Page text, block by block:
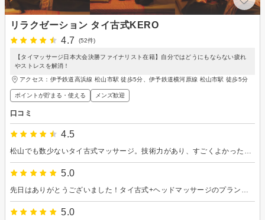
リラクゼーション タイ古式KERO
4.7
(52件)
【タイマッサージ日本大会決勝ファイナリスト在籍】自分ではどうにもならない疲れ
やストレスを解消！
アクセス：伊予鉄道高浜線 松山市駅 徒歩5分、伊予鉄道横河原線 松山市駅 徒歩5分
ポイントが貯まる・使える メンズ歓迎
口コミ
4.5
5.0
5.0